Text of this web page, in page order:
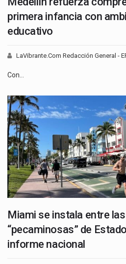
primera infancia con
educativo
LaVibrante.Com Redacción General -
Con…
Miami se instala entre
“pecaminosas” de
informe nacional